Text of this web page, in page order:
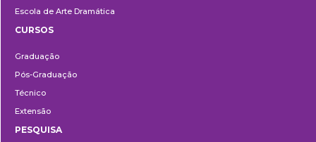
Escola de Arte Dramática
CURSOS
Graduação
Pós-Graduação
Técnico
Extensão
PESQUISA